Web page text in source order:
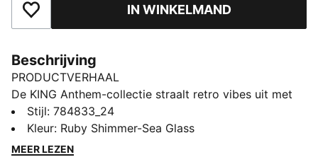
Toegevoegd aan favorietenIN WINKELMAND
Beschrijving
PRODUCTVERHAAL
De KING Anthem-collectie straalt retro vibes uit met
een moderne twist. Met gedurfde, vintage-achtige
ontwerpen eert dit Portugal-jack de legacy van je club
en toont tegelijkertijd je trots, waardoor het een echt
Stijl: 784833_24
Kleur: Ruby Shimmer-Sea Glass
MEER LEZEN